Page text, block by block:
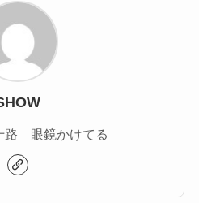
路 眼鏡かけてる